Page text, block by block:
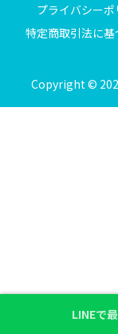
プライバシーポ
特定商取引法に
Copyright ©
LINEで